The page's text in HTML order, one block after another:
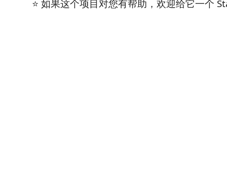
⭐ 如果这个项目对您有帮助，欢迎给它一个